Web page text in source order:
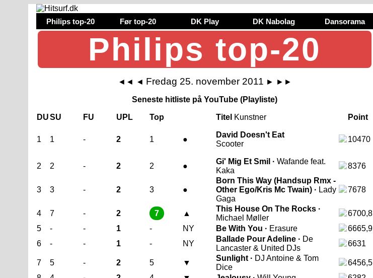
Philips top-20 Før top-20 DK Play DK Nabolag Dansorama
Philips top-20
◄◄ ◄ Fredag 25. november 2011 ► ►►
Seneste hitliste på YouTube (Playliste)
DUSU FU UPL Top Titel Kunstner Point
1 1 - 2 1 ●
David Doesn't Eat
Scooter
10470
2 2 - 2 2 ●
Gi' Mig Et Smil · Wafande feat.
Kaka
8376
3 3 - 2 3 ●
Born This Way (Handsup Rmx -
Other Ego/Kris Mc Twain) · Lady
Gaga
7678
4 7 - 2 7 ▲
This House On The Rocks ·
Michael Møller
6700,8
5
- - 1 - NY Be With You · Erasure
6665,9
6
- - 1 - NY
Ballade Pour Adeline · De
Lancaster & United DJs
6631
7 5 - 2 5 ▼
Sunlight · DJ Antoine & Tom
Dice
6456,5